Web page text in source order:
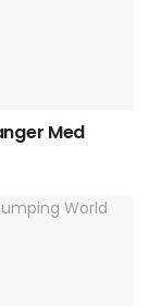
Med